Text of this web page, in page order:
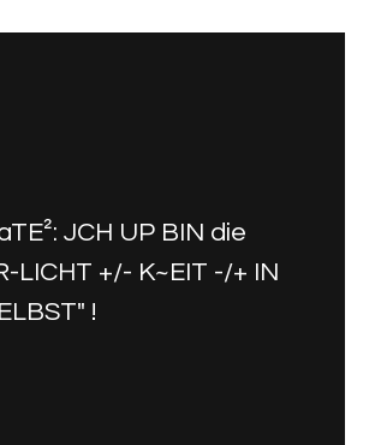
JCH UP BIN die
LICHT +/- K~EIT -/+ IN
!